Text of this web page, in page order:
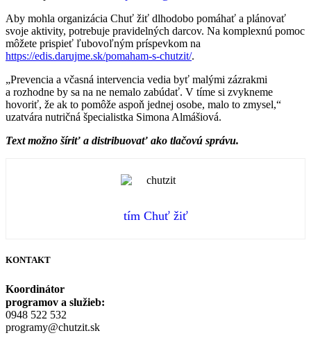
Aby mohla organizácia Chuť žiť dlhodobo pomáhať a plánovať
svoje aktivity, potrebuje pravidelných darcov. Na komplexnú pomoc
môžete prispieť ľubovoľným príspevkom na
https://edis.darujme.sk/pomaham-s-chutzit/.
„Prevencia a včasná intervencia vedia byť malými zázrakmi
a rozhodne by sa na ne nemalo zabúdať. V tíme si zvykneme
hovoriť, že ak to pomôže aspoň jednej osobe, malo to zmysel,“
uzatvára nutričná špecialistka Simona Almášiová.
Text možno šíriť a distribuovať ako tlačovú správu.
tím Chuť žiť
KONTAKT
Koordinátor
programov a služieb:
0948 522 532
programy@chutzit.sk